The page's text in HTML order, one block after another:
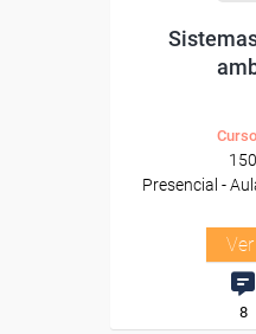
Presencial -
8